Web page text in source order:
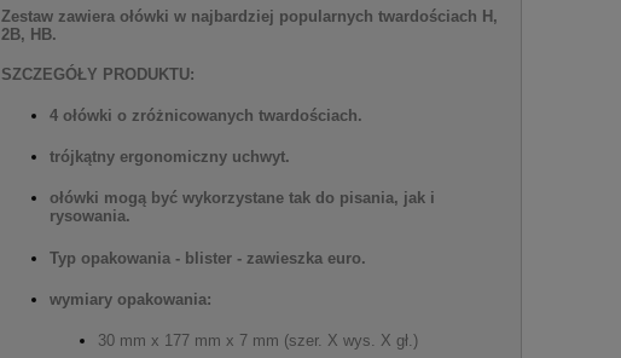
Zestaw zawiera ołówki w najbardziej popularnych twardościach H,
2B, HB.
SZCZEGÓŁY PRODUKTU:
4 ołówki o zróżnicowanych twardościach.
trójkątny ergonomiczny uchwyt.
ołówki mogą być wykorzystane tak do pisania, jak i
rysowania.
Typ opakowania - blister - zawieszka euro.
wymiary opakowania:
30 mm x 177 mm x 7 mm (szer. X wys. X gł.)